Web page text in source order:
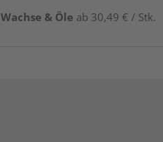
Wachse & Öle ab 30,49 € / Stk.